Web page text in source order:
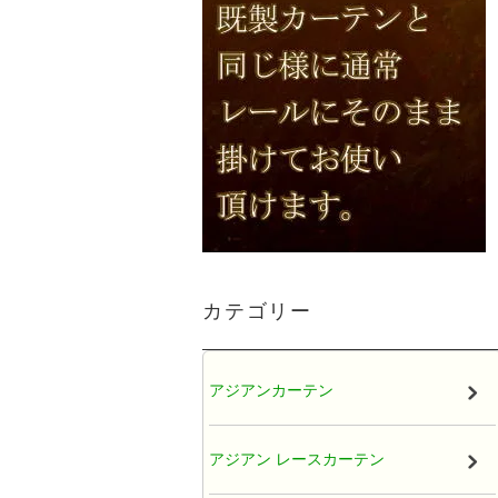
カテゴリー
アジアンカーテン
アジアン レースカーテン